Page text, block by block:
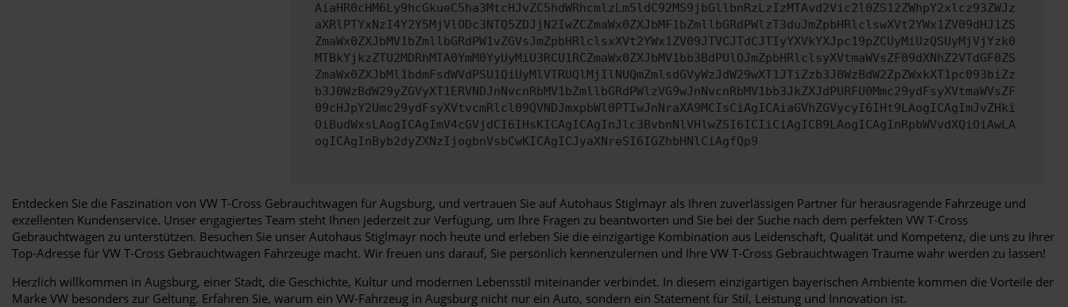
AiaHR0cHM6Ly9hcGkueC5ha3MtcHJvZC5hdWRhcmlzLm5ldC92MS9jbGllbnRzLzIzMTAvd2Vic2l0ZS12ZWhpY2xlcz93ZWJz
aXRlPTYxNzI4Y2Y5MjVlODc3NTQ5ZDJjN2IwZCZmaWx0ZXJbMF1bZmllbGRdPWlzT3duJmZpbHRlclswXVt2YWx1ZV09dHJ1ZS
ZmaWx0ZXJbMV1bZmllbGRdPW1vZGVsJmZpbHRlclsxXVt2YWx1ZV09JTVCJTdCJTIyYXVkYXJpc19pZCUyMiUzQSUyMjVjYzk0
MTBkYjkzZTU2MDRhMTA0YmM0YyUyMiU3RCU1RCZmaWx0ZXJbMV1bb3BdPUlOJmZpbHRlclsyXVtmaWVsZF09dXNhZ2VTdGF0ZS
ZmaWx0ZXJbMl1bdmFsdWVdPSU1QiUyMlVTRUQlMjIlNUQmZmlsdGVyWzJdW29wXT1JTiZzb3J0WzBdW2ZpZWxkXT1pc093biZz
b3J0WzBdW29yZGVyXT1ERVNDJnNvcnRbMV1bZmllbGRdPWlzVG9wJnNvcnRbMV1bb3JkZXJdPURFU0Mmc29ydFsyXVtmaWVsZF
09cHJpY2Umc29ydFsyXVtvcmRlcl09QVNDJmxpbWl0PTIwJnNraXA9MCIsCiAgICAiaGVhZGVycyI6IHt9LAogICAgImJvZHki
OiBudWxsLAogICAgImV4cGVjdCI6IHsKICAgICAgInJlc3BvbnNlVHlwZSI6ICIiCiAgICB9LAogICAgInRpbWVvdXQiOiAwLA
ogICAgInByb2dyZXNzIjogbnVsbCwKICAgICJyaXNreSI6IGZhbHNlCiAgfQp9
Entdecken Sie die Faszination von VW T-Cross Gebrauchtwagen für Augsburg, und vertrauen Sie auf Autohaus Stiglmayr als Ihren zuverlässigen Partner für herausragende Fahrzeuge und
exzellenten Kundenservice. Unser engagiertes Team steht Ihnen jederzeit zur Verfügung, um Ihre Fragen zu beantworten und Sie bei der Suche nach dem perfekten VW T-Cross
Gebrauchtwagen zu unterstützen. Besuchen Sie unser Autohaus Stiglmayr noch heute und erleben Sie die einzigartige Kombination aus Leidenschaft, Qualität und Kompetenz, die uns zu Ihrer
Top-Adresse für VW T-Cross Gebrauchtwagen Fahrzeuge macht. Wir freuen uns darauf, Sie persönlich kennenzulernen und Ihre VW T-Cross Gebrauchtwagen Träume wahr werden zu lassen!
Herzlich willkommen in Augsburg, einer Stadt, die Geschichte, Kultur und modernen Lebensstil miteinander verbindet. In diesem einzigartigen bayerischen Ambiente kommen die Vorteile der
Marke VW besonders zur Geltung. Erfahren Sie, warum ein VW-Fahrzeug in Augsburg nicht nur ein Auto, sondern ein Statement für Stil, Leistung und Innovation ist.